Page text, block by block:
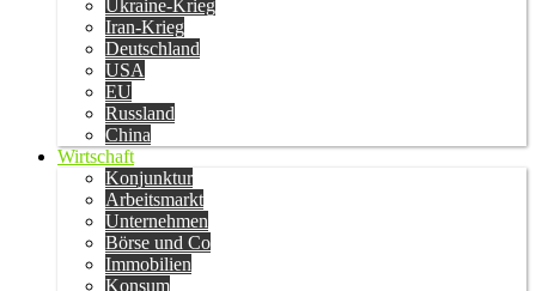
Ukraine-Krieg
Iran-Krieg
Deutschland
USA
EU
Russland
China
Wirtschaft
Konjunktur
Arbeitsmarkt
Unternehmen
Börse und Co
Immobilien
Konsum